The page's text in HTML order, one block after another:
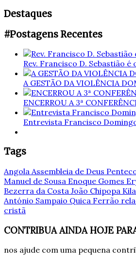
Destaques
#Postagens Recentes
Rev. Francisco D. Sebastião
A GESTÃO DA VIOLÊNCIA
ENCERROU A 3ª
Entrevista Francisco
Tags
Angola Assembleia de Deus
Manuel de Sousa Enoque Gomes
Bezerra da Costa João Chipopa
António Sampaio Quica Ferrão
cristã
CONTRIBUA AINDA HOJE
nos ajude com uma pequena